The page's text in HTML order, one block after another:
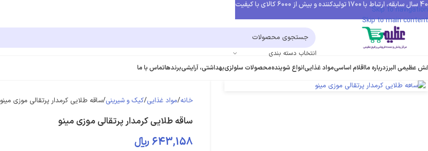
Skip to navigation
Skip to main content
انتخاب دسته بندی
عظیمی البرزدرباره مااقلام اساسیمواد غذاییانواع شویندهمحصولات سلولزیبهداشتی، آرایشیبرندهاتماس با ما بزرگنمایی تصویر
خانه مواد غذایی کیک و شیرینی ساقه طلایی کرمدار پرتقالی موزی مینو
ساقه طلایی کرمدار پرتقالی موزی مینو
643,158﷼
40 سال سابقه، ارتباط با 1700 تولیدکننده و بیش از 6000 کالای با کیفیت